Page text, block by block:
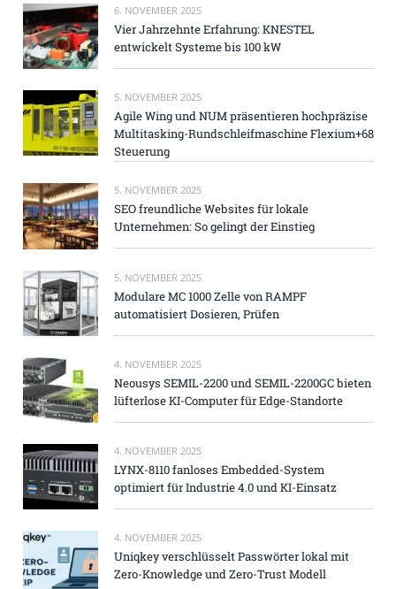
6. NOVEMBER 2025
Vier Jahrzehnte Erfahrung: KNESTEL
entwickelt Systeme bis 100 kW
5. NOVEMBER 2025
Agile Wing und NUM präsentieren hochpräzise
Multitasking-Rundschleifmaschine Flexium+68
Steuerung
5. NOVEMBER 2025
SEO freundliche Websites für lokale
Unternehmen: So gelingt der Einstieg
5. NOVEMBER 2025
Modulare MC 1000 Zelle von RAMPF
automatisiert Dosieren, Prüfen
4. NOVEMBER 2025
Neousys SEMIL-2200 und SEMIL-2200GC bieten
lüfterlose KI-Computer für Edge-Standorte
4. NOVEMBER 2025
LYNX-8110 fanloses Embedded-System
optimiert für Industrie 4.0 und KI-Einsatz
4. NOVEMBER 2025
Uniqkey verschlüsselt Passwörter lokal mit
Zero-Knowledge und Zero-Trust Modell